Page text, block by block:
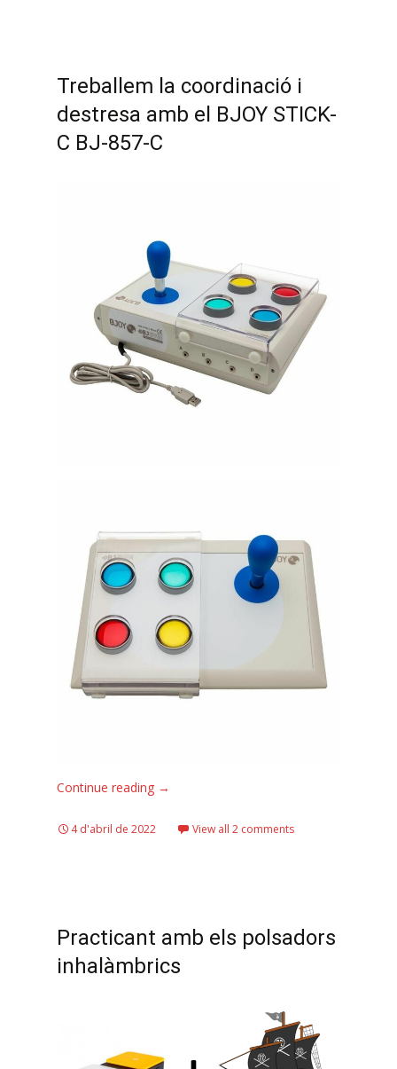
Treballem la coordinació i
destresa amb el BJOY STICK-
C BJ-857-C
Continue reading →
4 d'abril de 2022 View all 2 comments
Practicant amb els polsadors
inhalàmbrics